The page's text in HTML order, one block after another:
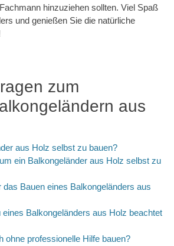
hinzuziehen sollten. Viel Spaß
und genießen Sie die natürliche
zum
aus
aus Holz selbst zu bauen?
ein Balkongeländer aus Holz selbst zu
Bauen eines Balkongeländers aus
Balkongeländers aus Holz beachtet
ohne professionelle Hilfe bauen?